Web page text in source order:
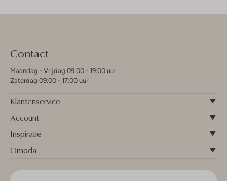
Contact
Maandag - Vrijdag 09:00 - 19:00 uur
Zaterdag 09:00 - 17:00 uur
Klantenservice
Account
Inspiratie
Omoda